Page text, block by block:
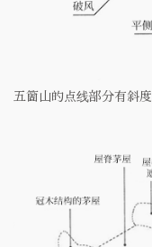
五箇山的点线部分有斜度